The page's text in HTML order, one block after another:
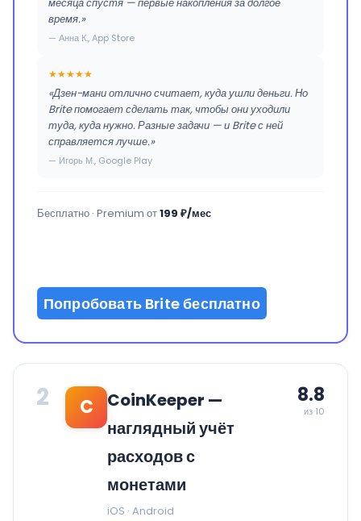
время.»
— Анна К., App Store
★★★★★
«Дзен-мани отлично считает, куда ушли деньги. Но
Brite помогает сделать так, чтобы они уходили
туда, куда нужно. Разные задачи — и Brite с ней
справляется лучше.»
— Игорь М., Google Play
Бесплатно · Premium от199 ₽/мес
Попробовать Brite бесплатно
2 C
CoinKeeper —
наглядный учёт
расходов с
монетами
iOS · Android
8.8
из 10